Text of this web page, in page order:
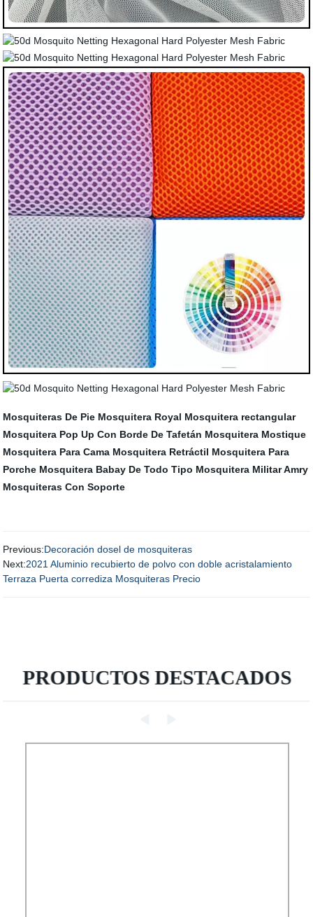
Mosquiteras De Pie Mosquitera Royal Mosquitera rectangular
Mosquitera Pop Up Con Borde De Tafetán Mosquitera Mostique
Mosquitera Para Cama Mosquitera Retráctil Mosquitera Para
Porche Mosquitera Babay De Todo Tipo Mosquitera Militar Amry
Mosquiteras Con Soporte
Previous:Decoración dosel de mosquiteras
Next:2021 Aluminio recubierto de polvo con doble acristalamiento
Terraza Puerta corrediza Mosquiteras Precio
PRODUCTOS DESTACADOS